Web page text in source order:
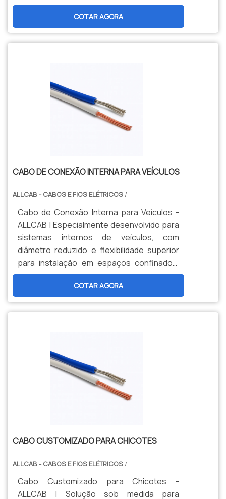
conforme norma DIN 72551. Garante
máxima integridade de sinal e resistência
térmica (105°C) para aplicações críticas
em ambientes industriais.
COTAR AGORA
CABO DE CONEXÃO INTERNA PARA VEÍCULOS
ALLCAB - CABOS E FIOS ELÉTRICOS /
Cabo de Conexão Interna para Veículos -
ALLCAB | Especialmente desenvolvido para
sistemas internos de veículos, com
diâmetro reduzido e flexibilidade superior
para instalação em espaços confinados.
Atende à norma DIN 72551 com isolação
termorresistente para 105°C, garantindo
máxima segurança e desempenho. Ideal
para chicotes elétricos, módulos
COTAR AGORA
CABO CUSTOMIZADO PARA CHICOTES
ALLCAB - CABOS E FIOS ELÉTRICOS /
Cabo Customizado para Chicotes -
ALLCAB | Solução sob medida para